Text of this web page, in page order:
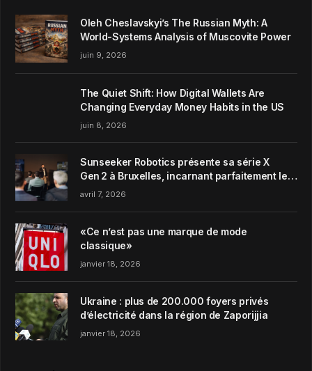
Oleh Cheslavskyi’s The Russian Myth: A
World-Systems Analysis of Muscovite Power
juin 9, 2026
The Quiet Shift: How Digital Wallets Are
Changing Everyday Money Habits in the US
juin 8, 2026
Sunseeker Robotics présente sa série X
Gen 2 à Bruxelles, incarnant parfaitement le
concept de Garden Harmony de la marque
avril 7, 2026
«Ce n’est pas une marque de mode
classique»
janvier 18, 2026
Ukraine : plus de 200.000 foyers privés
d’électricité dans la région de Zaporijjia
janvier 18, 2026